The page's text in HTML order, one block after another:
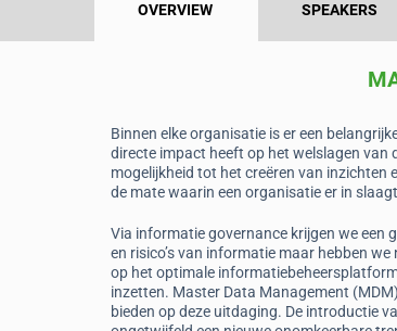
OVERVIEW SPEAKERS
Binnen elke organisatie is er een
directe impact heeft op het welslagen van
mogelijkheid tot het creëren van
de mate waarin een organisatie er in
Via informatie governance krijgen we een
en risico’s van informatie maar hebben
op het optimale
inzetten. Master Data Management
bieden op deze uitdaging. De introductie